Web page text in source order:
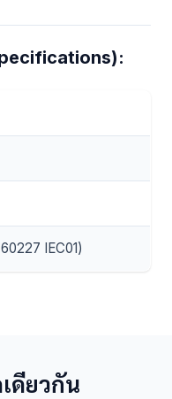
IEC01)
ดียวกัน